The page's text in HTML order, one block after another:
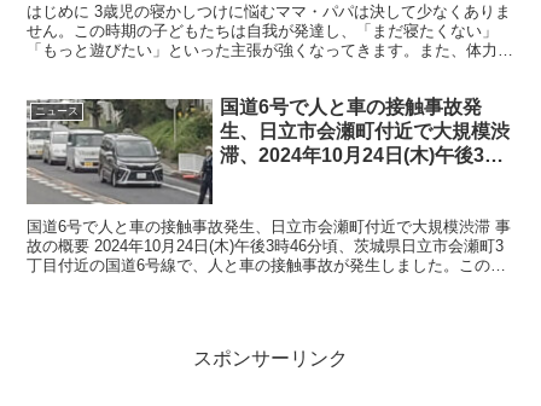
はじめに 3歳児の寝かしつけに悩むママ・パパは決して少なくありま
せん。この時期の子どもたちは自我が発達し、「まだ寝たくない」
「もっと遊びたい」といった主張が強くなってきます。また、体力も
ニュース
国道6号で人と車の接触事故発
生、日立市会瀬町付近で大規模渋
滞、2024年10月24日(木)午後3時
国道6号で人と車の接触事故発生、日立市会瀬町付近で大規模渋滞 事
故の概要 2024年10月24日(木)午後3時46分頃、茨城県日立市会瀬町3
丁目付近の国道6号線で、人と車の接触事故が発生しました。この事
スポンサーリンク